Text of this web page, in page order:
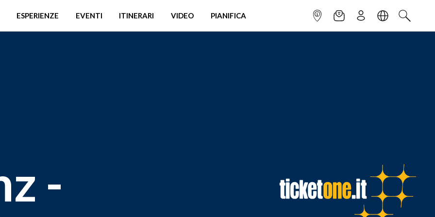
ESPERIENZE EVENTI ITINERARI VIDEO PIANIFICA INFOPOINTNEWSLETTER
ISCRIVITILINGUACERCA
-